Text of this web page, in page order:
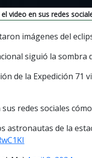
video en sus redes
imágenes del
siguió la sombra
de la Expedición 71
redes sociales
astronautas de la